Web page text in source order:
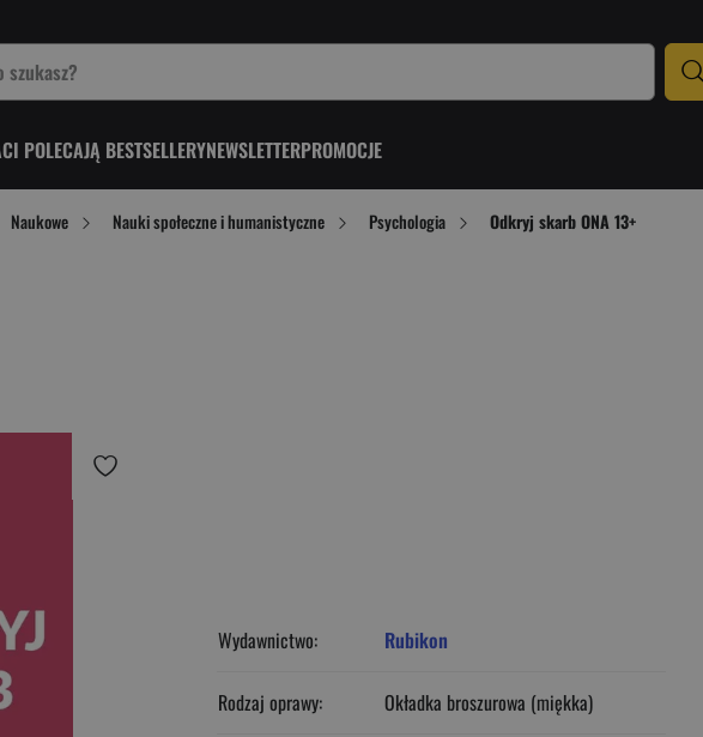
POLECAJĄ BESTSELLERYNEWSLETTERPROMOCJE
Naukowe Nauki społeczne i humanistyczne Psychologia Odkryj skarb ONA 13+
Wydawnictwo: Rubikon
Rodzaj oprawy: Okładka broszurowa (miękka)